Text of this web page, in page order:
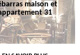
maison et
31